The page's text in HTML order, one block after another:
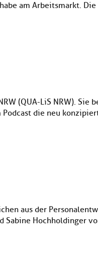
am Arbeitsmarkt.
(QUA-LiS NRW). Sie
die neu
aus der
Sabine Hochholdinger